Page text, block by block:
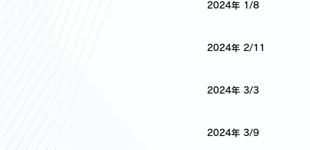
2024年 1/8
2024年 2/11
2024年 3/3
2024年 3/9